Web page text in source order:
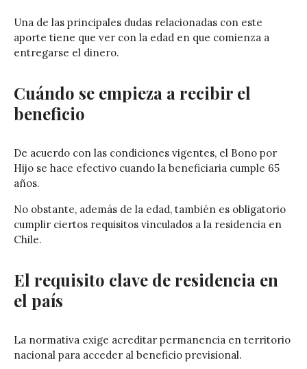
Una de las principales dudas relacionadas con este
aporte tiene que ver con la edad en que comienza a
entregarse el dinero.
Cuándo se empieza a recibir el
beneficio
De acuerdo con las condiciones vigentes, el Bono por
Hijo se hace efectivo cuando la beneficiaria cumple 65
años.
No obstante, además de la edad, también es obligatorio
cumplir ciertos requisitos vinculados a la residencia en
Chile.
El requisito clave de residencia en
el país
La normativa exige acreditar permanencia en territorio
nacional para acceder al beneficio previsional.